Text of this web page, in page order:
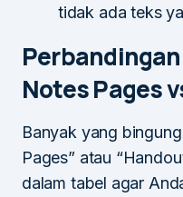
tidak ada teks
Notes Pages
Banyak yang
Pages” atau
dalam tabel agar